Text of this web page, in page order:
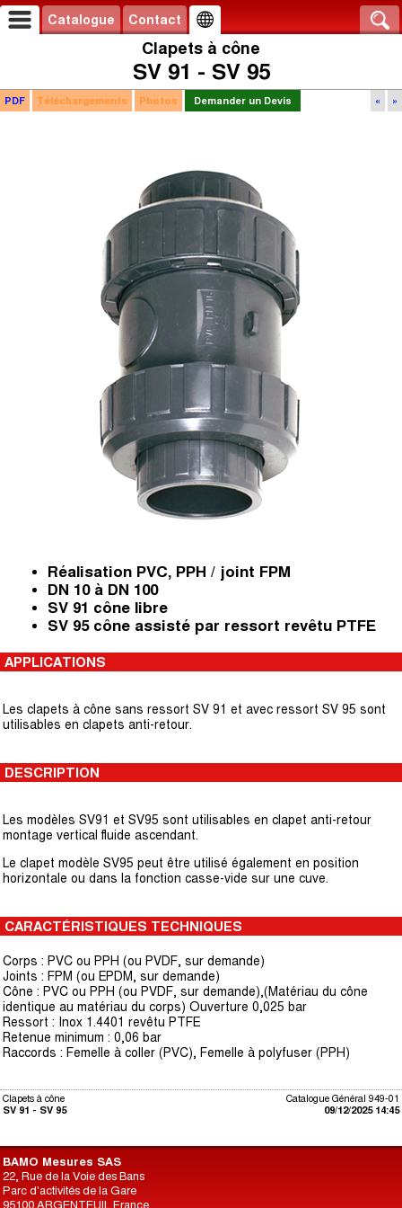
Catalogue Contact
Clapets à cône
SV 91 - SV 95
« »
PDF Téléchargements Photos Demander un Devis
Réalisation PVC, PPH / joint FPM
DN 10 à DN 100
SV 91 cône libre
SV 95 cône assisté par ressort revêtu PTFE
APPLICATIONS
Les clapets à cône sans ressort SV 91 et avec ressort SV 95 sont
utilisables en clapets anti-retour.
DESCRIPTION
Les modèles SV91 et SV95 sont utilisables en clapet anti-retour
montage vertical fluide ascendant.
Le clapet modèle SV95 peut être utilisé également en position
horizontale ou dans la fonction casse-vide sur une cuve.
CARACTÉRISTIQUES TECHNIQUES
Corps : PVC ou PPH (ou PVDF, sur demande)
Joints : FPM (ou EPDM, sur demande)
Cône : PVC ou PPH (ou PVDF, sur demande),(Matériau du cône
identique au matériau du corps) Ouverture 0,025 bar
Ressort : Inox 1.4401 revêtu PTFE
Retenue minimum : 0,06 bar
Raccords : Femelle à coller (PVC), Femelle à polyfuser (PPH)
Catalogue Général 949-01
09/12/2025 14:45
Clapets à cône
SV 91 - SV 95
BAMO Mesures SAS
22, Rue de la Voie des Bans
Parc d'activités de la Gare
95100 ARGENTEUIL France